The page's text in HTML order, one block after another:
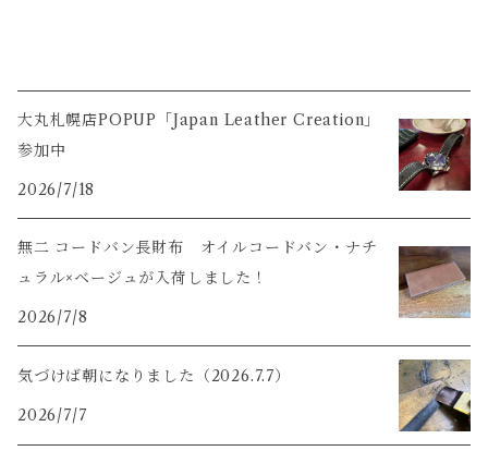
大丸札幌店POPUP「Japan Leather Creation」
参加中
2026/7/18
無二 コードバン長財布 オイルコードバン・ナチ
ュラル×ベージュが入荷しました！
2026/7/8
気づけば朝になりました（2026.7.7）
2026/7/7